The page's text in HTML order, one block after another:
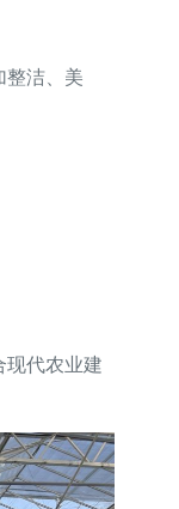
整洁、美
现代农业建